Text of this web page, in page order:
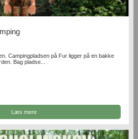
Campingpladsen på Fur ligger på en bakke
Bag pladse...
Læs mere